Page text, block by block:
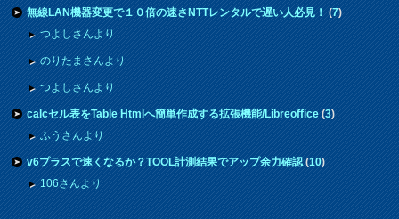
無線LAN機器変更で１０倍の速さNTTレンタルで遅い人必見！(7)
つよしさんより
のりたまさんより
つよしさんより
calcセル表をTable Htmlへ簡単作成する拡張機能/Libreoffice(3)
ふうさんより
v6プラスで速くなるか？TOOL計測結果でアップ余力確認(10)
106さんより